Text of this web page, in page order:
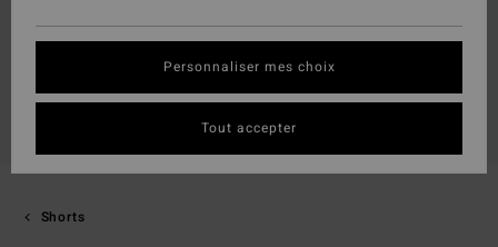
Shorts
Personnaliser mes choix
Tout accepter